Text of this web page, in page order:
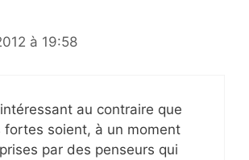
à 19:58
au contraire que
fortes soient, à un moment
par des penseurs qui